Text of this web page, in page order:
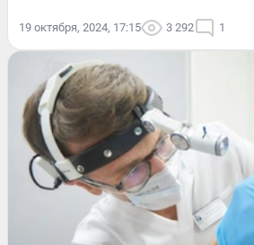
19 октября, 2024, 17:15 3 292 1